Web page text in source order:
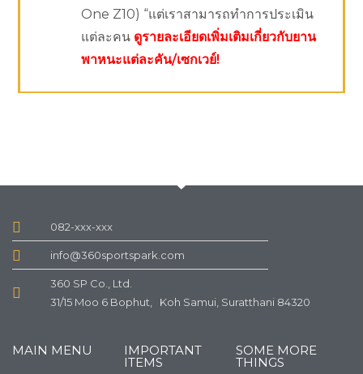
One Z10) “แต่เราสามารถทำการประเมิน
แต่ละคน ดูรายละเอียดเพิ่มเติมเกี่ยวกับยาน
พาหนะแต่ละคัน/เซกเวย์!
082-xxx-xxx
info@360sportspark.com
360 SP Co., Ltd.
31/15 Moo 6 Bophut, Koh Samui, Suratthani 84320
MAIN MENU IMPORTANT
ITEMS
SOME MORE
THINGS